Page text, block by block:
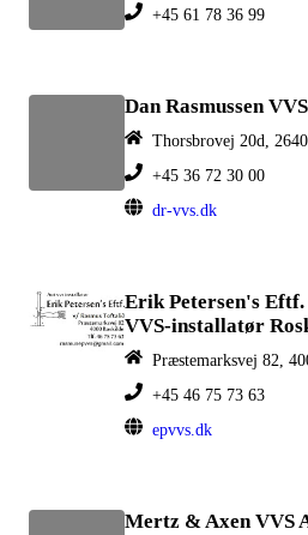
+45 61 78 36 99
Dan Rasmussen
Thorsbrovej 20d,
+45 36 72 30 00
dr-vvs.dk
Erik Petersen's
VVS-installatør
Præstemarksvej 82,
+45 46 75 73 63
epvvs.dk
Mertz & Axen VVS